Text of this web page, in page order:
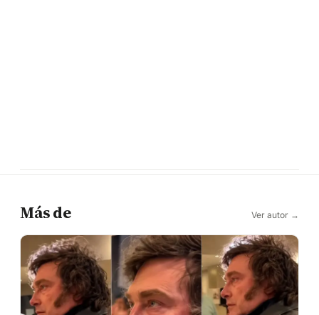
Más de Ver autor →